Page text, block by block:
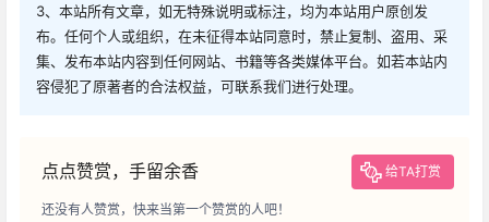
3、本站所有文章，如无特殊说明或标注，均为本站用户原创发
布。任何个人或组织，在未征得本站同意时，禁止复制、盗用、采
集、发布本站内容到任何网站、书籍等各类媒体平台。如若本站内
容侵犯了原著者的合法权益，可联系我们进行处理。
点点赞赏，手留余香 给TA打赏
还没有人赞赏，快来当第一个赞赏的人吧！